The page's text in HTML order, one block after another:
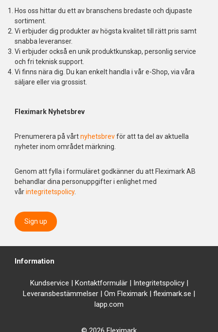
Hos oss hittar du ett av branschens bredaste och djupaste
sortiment.
Vi erbjuder dig produkter av högsta kvalitet till rätt pris samt
snabba leveranser.
Vi erbjuder också en unik produktkunskap, personlig service
och fri teknisk support.
Vi finns nära dig. Du kan enkelt handla i vår e-Shop, via våra
säljare eller via grossist.
Fleximark Nyhetsbrev
Prenumerera på vårtnyhetsbrevför att ta del av aktuella
nyheter inom området märkning.
Genom att fylla i formuläret godkänner du att Fleximark AB
behandlar dina personuppgifter i enlighet med
vårintegritetspolicy.
Sign up
Information
Kundservice | Kontaktformulär| Integritetspolicy|
Leveransbestämmelser | Om Fleximark | fleximark.se |
lapp.com